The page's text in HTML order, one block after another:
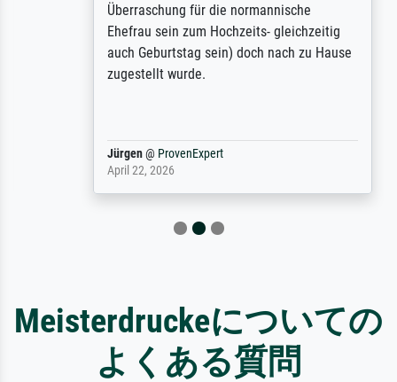
Überraschung für die normannische
Ehefrau sein zum Hochzeits- gleichzeitig
auch Geburtstag sein) doch nach zu Hause
zugestellt wurde.
Jürgen@ProvenExpert
April 22, 2026
Meisterdruckeについての
よくある質問